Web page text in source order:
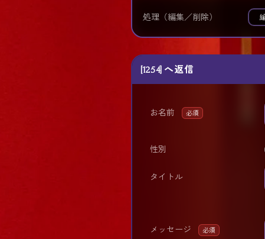
処理（編集／削除）
[1254] へ返信
お名前 必須
性別
タイトル
メッセージ 必須